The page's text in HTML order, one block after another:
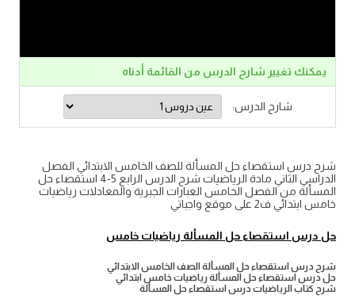
يمكنك تغيير شارح الدرس من القائمة أدناه
شارح الدرس:
شرح درس استقصاء حل المسألة للصف الخامس الابتدائي الفصل
الدراسي الثاني مادة الرياضيات شرح الدرس الرابع 5-4 استقصاء حل
المسألة من الفصل الخامس العبارات الجبرية والمعادلات رياضيات
خامس ابتدائي ف2 على موقع واجباتي
حل درس استقصاء حل المسألة رياضيات خامس
شرح درس استقصاء حل المسألة الصف الخامس الابتدائي
حل درس استقصاء حل المسألة رياضيات خامس ابتدائي
شرح كتاب الرياضيات درس استقصاء حل المسألة